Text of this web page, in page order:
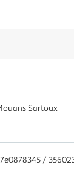
Sartoux
/